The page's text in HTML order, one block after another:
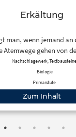
Erkältung
man, wenn jemand an
gehen von
bis zu Mund und
Beispiel husten, oder die
Eine Erkältung
von selbst wieder weg.
können sich
Erkrankung
Nachschlagewerk, Textbausteine
Biologie
Primarstufe
Zum Inhalt